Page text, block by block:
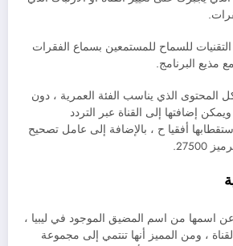
للسماح للمستمعين بسماع الفقرات
مذيع البرنامج.
كل المحتوى الذي يناسب الفئة العمرية ، دون
إضافتها إلى القناة عبر التردد
، يكون استقطابها أفقيا ح ، بالإضافة إلى عامل تصحيح
عن اسمها من اسم المضيق الموجود في ليبيا ،
، ومن المميز أنها تنتمي إلى مجموعة